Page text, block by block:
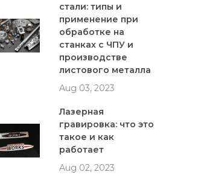
стали: типы и
применение при
обработке на
станках с ЧПУ и
производстве
листового металла
Aug 03, 2023
Лазерная
гравировка: что это
такое и как
работает
Aug 02, 2023